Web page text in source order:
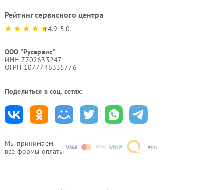
Мы принимаем
все формы оплаты
Рейтинг сервисного центра
4.9-5.0
ООО "Русервис"
ИНН 7702633247
ОГРН 1077746335776
Поделиться в соц. сетях: